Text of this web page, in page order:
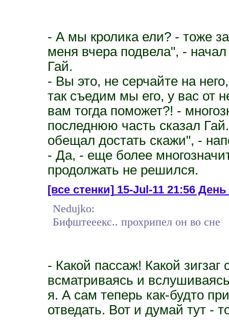
- А мы кролика ели? - тоже
меня вчера подвела", -
Гай.
- Вы это, не серчайте на
так съедим мы его, у вас от
вам тогда поможет?! -
последнюю часть сказал
обещал достать скажи", -
- Да, - еще более
продолжать не решился.
[все стенки]15-Jul-11 21:56 День
Nedujko:
Бифштееекс.. прохрипел он во сне
- Какой пассаж! Какой
всматриваясь и
я. А сам теперь как-будто
отведать. Вот и думай тут -